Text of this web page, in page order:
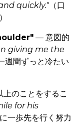
quickly."（口
— 意図的
giving me the
週間ずっと冷たい
のことをするこ
for his
一歩先を行く努力